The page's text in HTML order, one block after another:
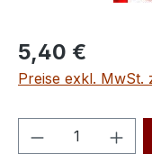
Regulärer Preis:
5,40 €
Preise exkl. MwSt.
Produkt